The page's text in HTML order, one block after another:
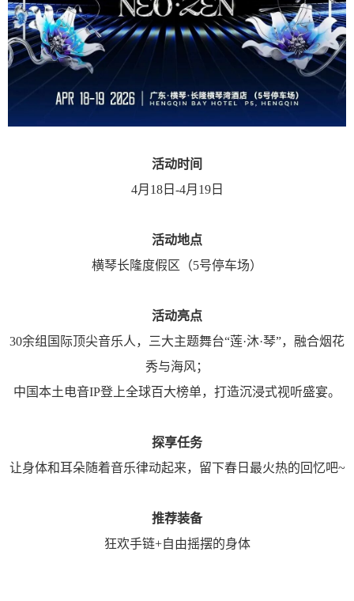
活动时间
4月18日-4月19日
活动地点
横琴长隆度假区（5号停车场）
活动亮点
30余组国际顶尖音乐人，三大主题舞台“莲·沐·琴”，融合烟花
秀与海风；
中国本土电音IP登上全球百大榜单，打造沉浸式视听盛宴。
探享任务
让身体和耳朵随着音乐律动起来，留下春日最火热的回忆吧~
推荐装备
狂欢手链+自由摇摆的身体